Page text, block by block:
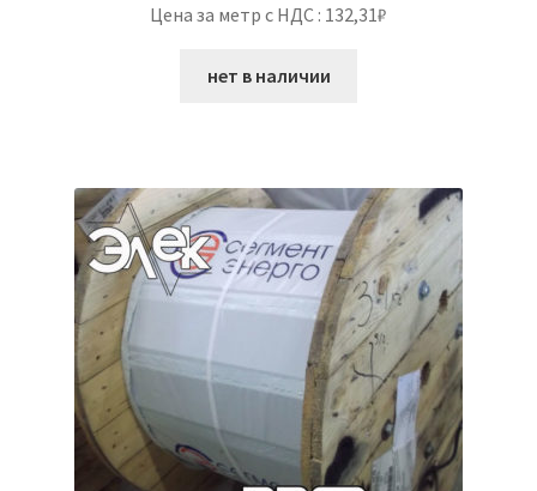
Цена за метр с НДС : 132,31₽
нет в наличии